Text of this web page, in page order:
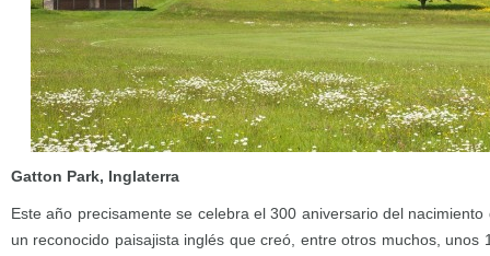
Gatton Park, Inglaterra
Este año precisamente se celebra el 300 aniversario del nacimiento
un reconocido paisajista inglés que creó, entre otros muchos, unos